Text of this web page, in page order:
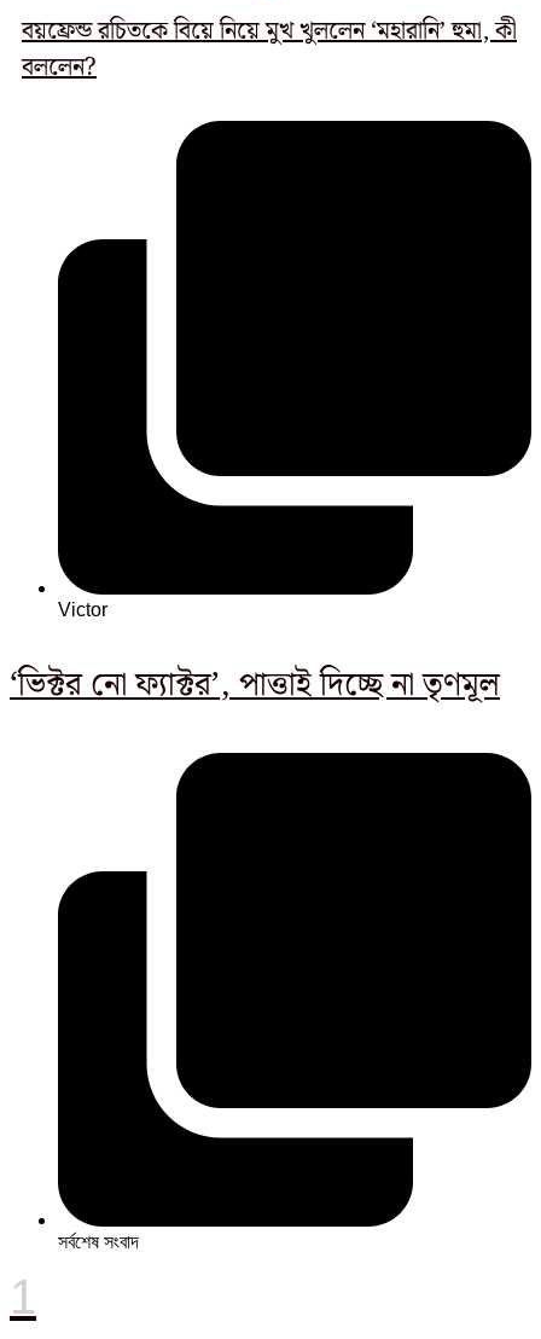
বয়ফ্রেন্ড রচিতকে বিয়ে নিয়ে মুখ খুললেন ‘মহারানি’ হুমা, কী
বললেন?
Victor
‘ভিক্টর নো ফ্যাক্টর’, পাত্তাই দিচ্ছে না তৃণমূল
সর্বশেষ সংবাদ